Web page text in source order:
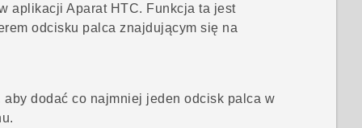
aplikacjiAparatHTC. Funkcja ta jest
odcisku palca znajdującym się na
aby dodać co najmniej jeden odcisk palca w